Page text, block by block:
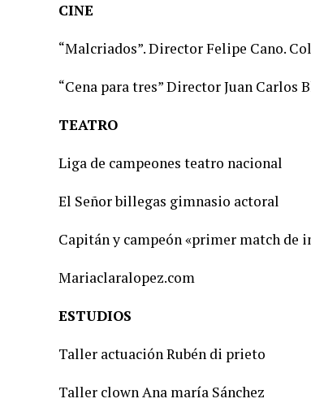
CINE
“Malcriados”. Director Felipe Cano.
“Cena para tres” Director Juan
TEATRO
Liga de campeones teatro nacional
El Señor billegas gimnasio actoral
Capitán y campeón «primer match de
Mariaclaralopez.com
ESTUDIOS
Taller actuación Rubén di prieto
Taller clown Ana maría Sánchez